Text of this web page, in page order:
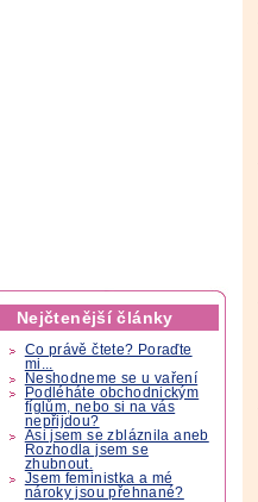
Nejčtenější články
Co právě čtete? Poraďte
mi...
Neshodneme se u vaření
Podléháte obchodnickým
fíglům, nebo si na vás
nepřijdou?
Asi jsem se zbláznila aneb
Rozhodla jsem se
zhubnout.
Jsem feministka a mé
nároky jsou přehnané?